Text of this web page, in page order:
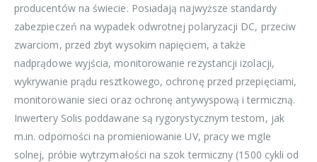
producentów na świecie. Posiadają najwyższe standardy
zabezpieczeń na wypadek odwrotnej polaryzacji DC, przeciw
zwarciom, przed zbyt wysokim napięciem, a także
nadprądowe wyjścia, monitorowanie rezystancji izolacji,
wykrywanie prądu resztkowego, ochronę przed przepięciami,
monitorowanie sieci oraz ochronę antywyspową i termiczną.
Inwertery Solis poddawane są rygorystycznym testom, jak
m.in. odporności na promieniowanie UV, pracy we mgle
solnej, próbie wytrzymałości na szok termiczny (1500 cykli od